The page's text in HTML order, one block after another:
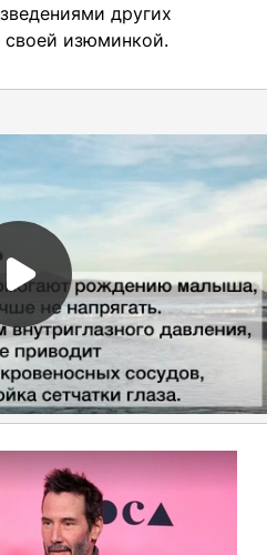
других
своей изюминкой.